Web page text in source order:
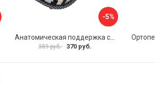
-5%
Анатомическая поддержка спины Airline ASC-BS-17
389 руб. 370 руб.